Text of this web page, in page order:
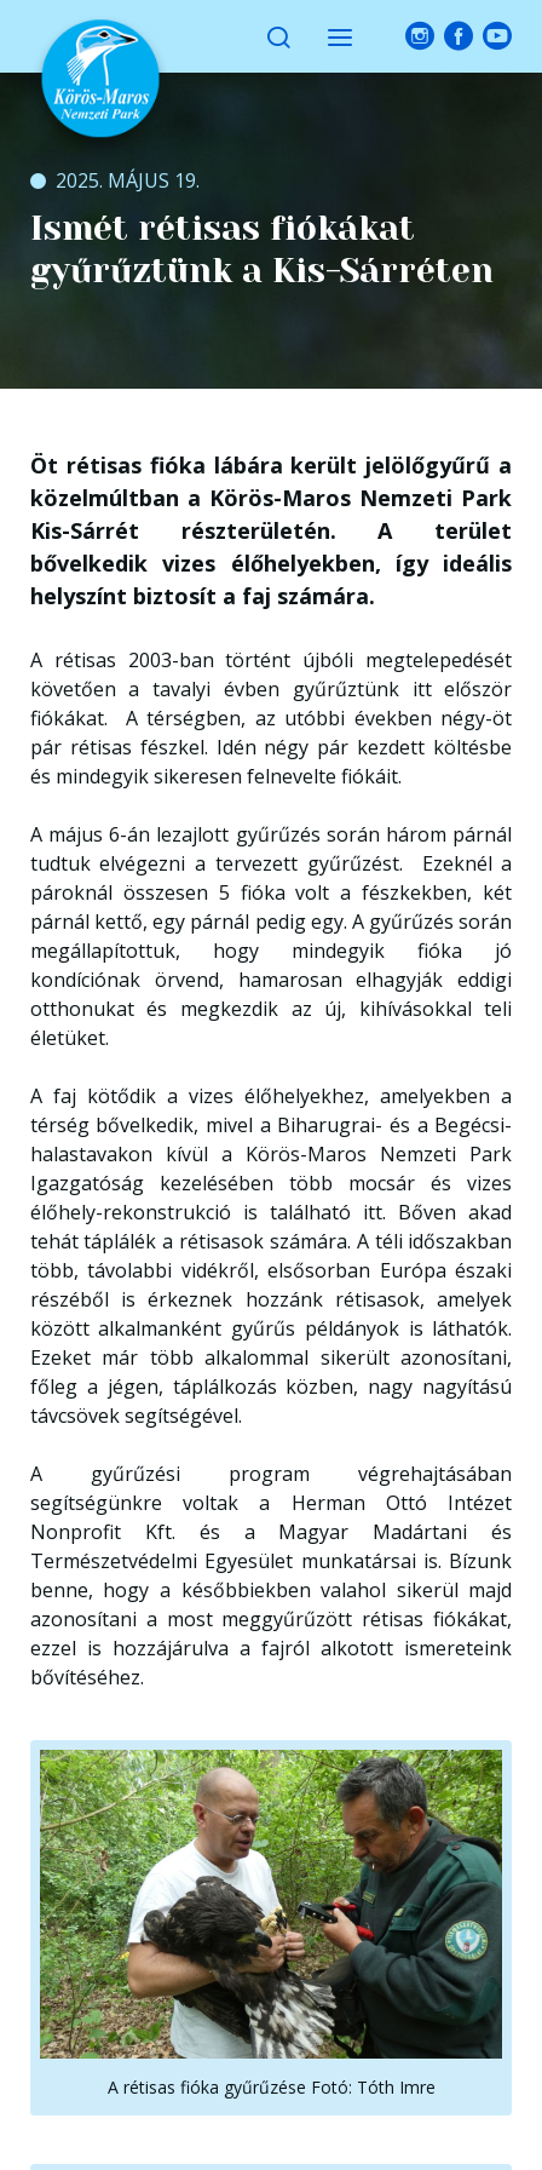
2025. MÁJUS 19.
Ismét rétisas fiókákat
gyűrűztünk a Kis-Sárréten
Öt rétisas fióka lábára került jelölőgyűrű a
közelmúltban a Körös-Maros Nemzeti Park
Kis-Sárrét részterületén. A terület
bővelkedik vizes élőhelyekben, így ideális
helyszínt biztosít a faj számára.
A rétisas 2003-ban történt újbóli megtelepedését
követően a tavalyi évben gyűrűztünk itt először
fiókákat. A térségben, az utóbbi években négy-öt
pár rétisas fészkel. Idén négy pár kezdett költésbe
és mindegyik sikeresen felnevelte fiókáit.
A május 6-án lezajlott gyűrűzés során három párnál
tudtuk elvégezni a tervezett gyűrűzést. Ezeknél a
pároknál összesen 5 fióka volt a fészkekben, két
párnál kettő, egy párnál pedig egy. A gyűrűzés során
megállapítottuk, hogy mindegyik fióka jó
kondíciónak örvend, hamarosan elhagyják eddigi
otthonukat és megkezdik az új, kihívásokkal teli
életüket.
A faj kötődik a vizes élőhelyekhez, amelyekben a
térség bővelkedik, mivel a Biharugrai- és a Begécsi-
halastavakon kívül a Körös-Maros Nemzeti Park
Igazgatóság kezelésében több mocsár és vizes
élőhely-rekonstrukció is található itt. Bőven akad
tehát táplálék a rétisasok számára. A téli időszakban
több, távolabbi vidékről, elsősorban Európa északi
részéből is érkeznek hozzánk rétisasok, amelyek
között alkalmanként gyűrűs példányok is láthatók.
Ezeket már több alkalommal sikerült azonosítani,
főleg a jégen, táplálkozás közben, nagy nagyítású
távcsövek segítségével.
A gyűrűzési program végrehajtásában
segítségünkre voltak a Herman Ottó Intézet
Nonprofit Kft. és a Magyar Madártani és
Természetvédelmi Egyesület munkatársai is. Bízunk
benne, hogy a későbbiekben valahol sikerül majd
azonosítani a most meggyűrűzött rétisas fiókákat,
ezzel is hozzájárulva a fajról alkotott ismereteink
bővítéséhez.
A rétisas fióka gyűrűzése Fotó: Tóth Imre